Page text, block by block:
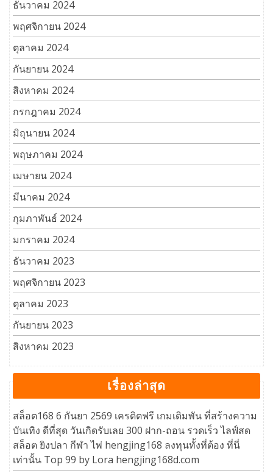
ธันวาคม 2024
พฤศจิกายน 2024
ตุลาคม 2024
กันยายน 2024
สิงหาคม 2024
กรกฎาคม 2024
มิถุนายน 2024
พฤษภาคม 2024
เมษายน 2024
มีนาคม 2024
กุมภาพันธ์ 2024
มกราคม 2024
ธันวาคม 2023
พฤศจิกายน 2023
ตุลาคม 2023
กันยายน 2023
สิงหาคม 2023
เรื่องล่าสุด
สล็อต168 6 กันยา 2569 เครดิตฟรี เกมเดิมพัน ที่สร้างความ
บันเทิง ดีที่สุด วันเกิดรับเลย 300 ฝาก-ถอน รวดเร็ว ไลฟ์สด
สล็อต ยิงปลา กีฬา ไพ่ hengjing168 ลงทุนทั้งที่ต้อง ที่นี่
เท่านั้น Top 99 by Lora hengjing168d.com